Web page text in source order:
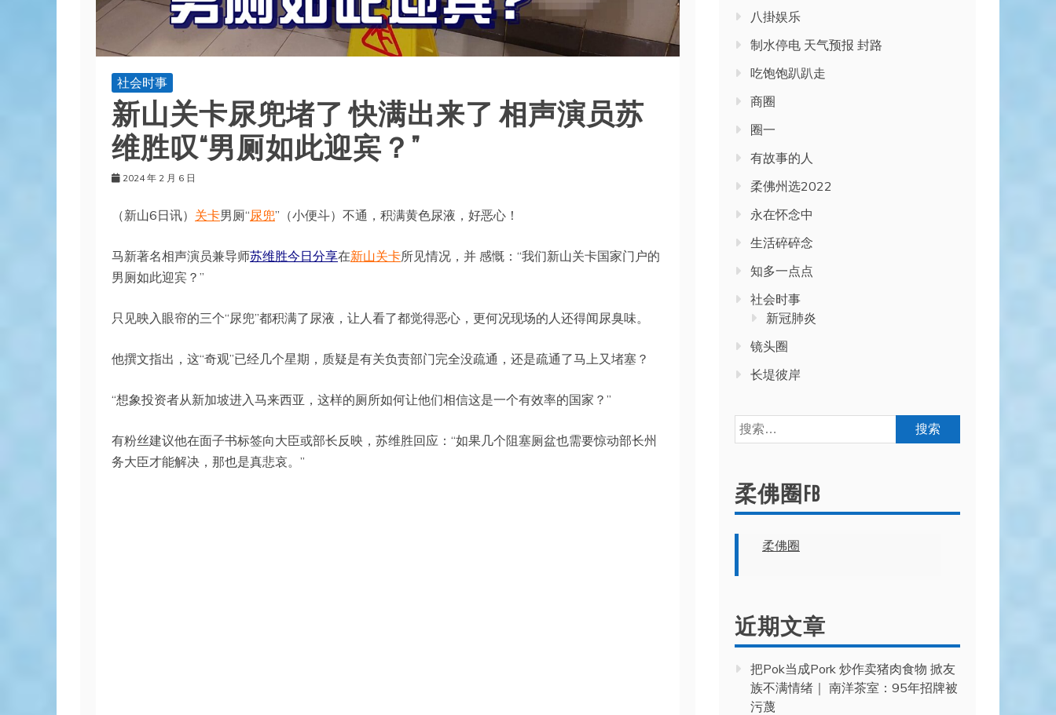
社会时事
新山关卡尿兜堵了 快满出来了 相声演员苏
维胜叹“男厕如此迎宾？”
2024 年 2 月 6 日
（新山6日讯） 关卡男厕“尿兜”（小便斗）不通，积满黄色尿液，好恶心！
马新著名相声演员兼导师苏维胜今日分享在新山关卡所见情况，并 感慨：“我们新山关卡国家门户的
男厕如此迎宾？”
只见映入眼帘的三个“尿兜”都积满了尿液，让人看了都觉得恶心，更何况现场的人还得闻尿臭味。
他撰文指出，这“奇观”已经几个星期，质疑是有关负责部门完全没疏通，还是疏通了马上又堵塞？
“想象投资者从新加坡进入马来西亚，这样的厕所如何让他们相信这是一个有效率的国家？”
有粉丝建议他在面子书标签向大臣或部长反映，苏维胜回应：“如果几个阻塞厕盆也需要惊动部长州
务大臣才能解决，那也是真悲哀。”
八掛娱乐
制水停电 天气预报 封路
吃饱饱趴趴走
商圈
圈一
有故事的人
柔佛州选2022
永在怀念中
生活碎碎念
知多一点点
社会时事
新冠肺炎
镜头圈
长堤彼岸
搜
索：
柔佛圈FB
柔佛圈
近期文章
把Pok当成Pork 炒作卖猪肉食物 掀友
族不满情绪｜ 南洋茶室：95年招牌被
污蔑